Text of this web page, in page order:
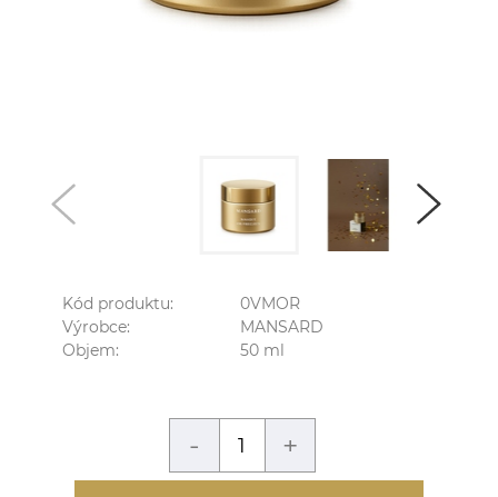
Kód produktu:
0VMOR
Výrobce:
MANSARD
Objem:
50 ml
- +